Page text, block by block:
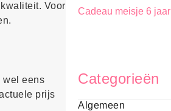
Voor
wel eens
prijs
Cadeau meisje 6 jaar
Categorieën
Algemeen